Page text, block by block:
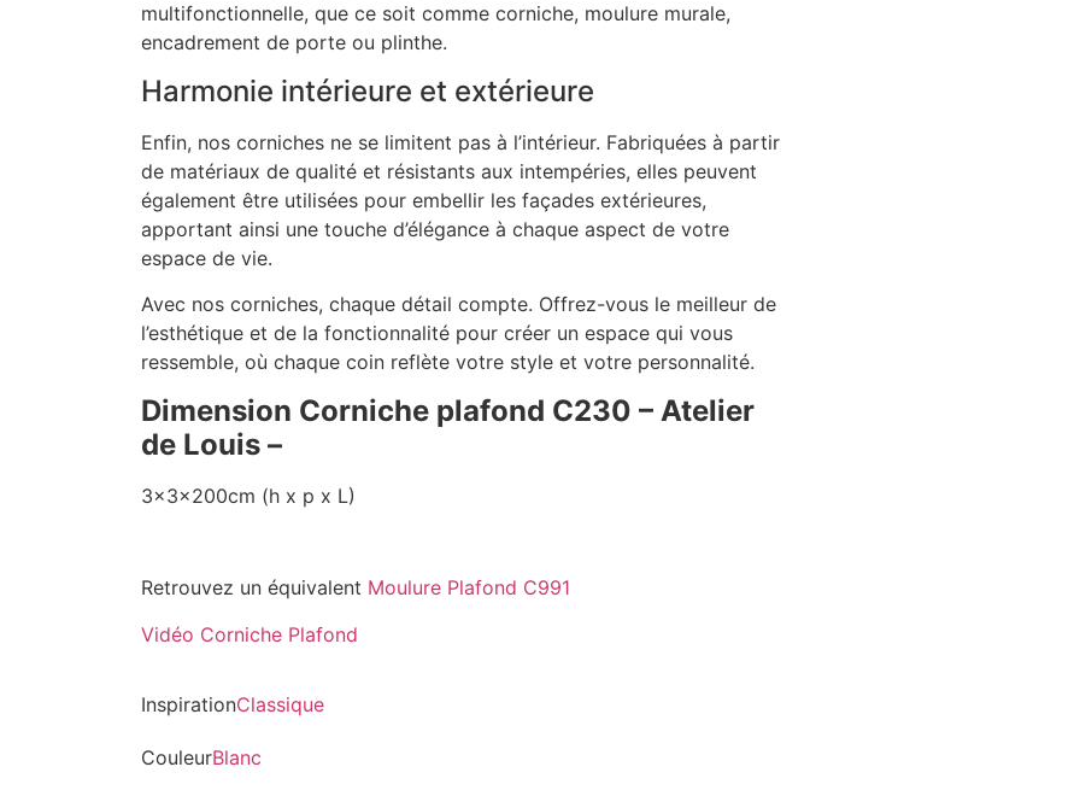
multifonctionnelle, que ce soit comme corniche, moulure murale,
encadrement de porte ou plinthe.
Harmonie intérieure et extérieure
Enfin, nos corniches ne se limitent pas à l’intérieur. Fabriquées à partir
de matériaux de qualité et résistants aux intempéries, elles peuvent
également être utilisées pour embellir les façades extérieures,
apportant ainsi une touche d’élégance à chaque aspect de votre
espace de vie.
Avec nos corniches, chaque détail compte. Offrez-vous le meilleur de
l’esthétique et de la fonctionnalité pour créer un espace qui vous
ressemble, où chaque coin reflète votre style et votre personnalité.
Dimension Corniche plafond C230 – Atelier
de Louis –
3x3x200cm (h x p x L)
Retrouvez un équivalent Moulure Plafond C991
Vidéo Corniche Plafond
InspirationClassique
CouleurBlanc